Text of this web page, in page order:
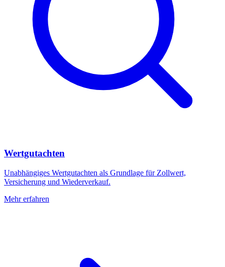
Wertgutachten
Unabhängiges Wertgutachten als Grundlage für Zollwert,
Versicherung und Wiederverkauf.
Mehr erfahren